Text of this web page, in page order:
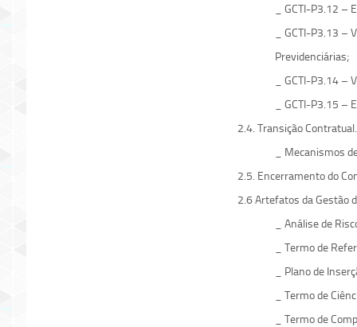
_ GCTI-P3.12 –
_ GCTI-P3.13 –
Previdenciárias;
_ GCTI-P3.14 –
_ GCTI-P3.15 –
2.4. Transição Contratual.
_ Mecanismos
2.5. Encerramento do
2.6 Artefatos da Gestão
_ Análise de
_ Termo de
_ Plano de
_ Termo de
_ Termo de